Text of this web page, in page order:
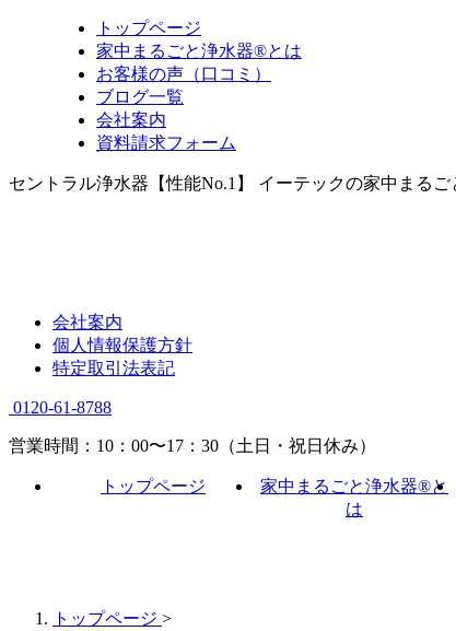
トップページ
家中まるごと浄水器®とは
お客様の声（口コミ）
ブログ一覧
会社案内
資料請求フォーム
セントラル浄水器【性能No.1】 イーテックの家中まる
会社案内
個人情報保護方針
特定取引法表記
0120-61-8788
営業時間：10：00〜17：30（土日・祝日休み）
トップページ
家中まるごと浄水器®と
は
トップページ >